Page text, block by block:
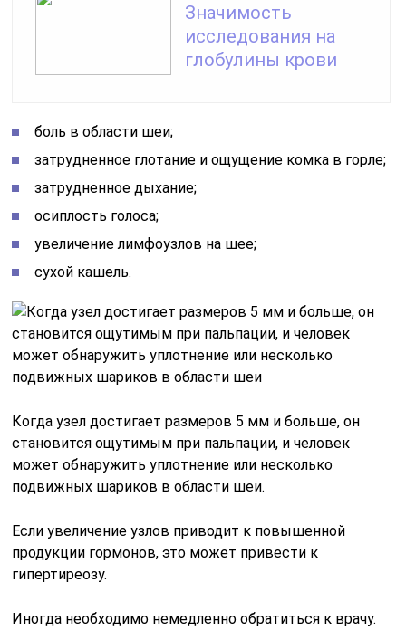
Значимость
исследования на
глобулины крови
боль в области шеи;
затрудненное глотание и ощущение комка в горле;
затрудненное дыхание;
осиплость голоса;
увеличение лимфоузлов на шее;
сухой кашель.
Когда узел достигает размеров 5 мм и больше, он
становится ощутимым при пальпации, и человек
может обнаружить уплотнение или несколько
подвижных шариков в области шеи.
Если увеличение узлов приводит к повышенной
продукции гормонов, это может привести к
гипертиреозу.
Иногда необходимо немедленно обратиться к врачу.